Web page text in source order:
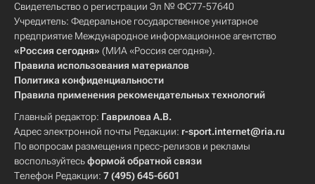
Свидетельство о регистрации Эл № ФС77-57640
Учредитель: Федеральное государственное унитарное
предприятие Международное информационное агентство
«Россия сегодня» (МИА «Россия сегодня»).
Правила использования материалов
Политика конфиденциальности
Правила применения рекомендательных технологий
Главный редактор: Гаврилова А.В.
Адрес электронной почты Редакции: r-sport.internet@ria.ru
По вопросам размещения пресс-релизов и рекламы
воспользуйтесьформой обратной связи
Телефон Редакции: 7 (495) 645-6601